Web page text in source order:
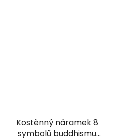
Kostěnný náramek 8
symbolů buddhismu